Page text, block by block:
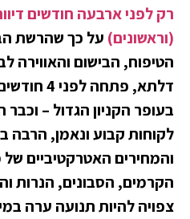
רק לפני ארבעה חודשים
(וראשונים) על כך שהרשת
הטיפוח, הבישום והאווירה
דלתא,
בעופר הקניון הגדול –
לקוחות קבוע ונאמן, הרבה
והמחירים האטרקטיביים של
צפויה להיות תנועה ערה